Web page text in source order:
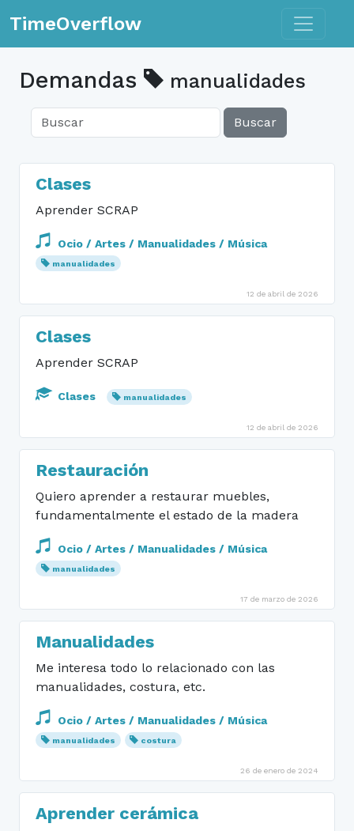
TimeOverflow Toggle
Demandas manualidades
Buscar
Clases
Aprender SCRAP
Ocio / Artes / Manualidades / Música
manualidades
12 de abril de 2026
Clases
Aprender SCRAP
Clases manualidades
12 de abril de 2026
Restauración
Quiero aprender a restaurar muebles,
fundamentalmente el estado de la madera
Ocio / Artes / Manualidades / Música
manualidades
17 de marzo de 2026
Manualidades
Me interesa todo lo relacionado con las
manualidades, costura, etc.
Ocio / Artes / Manualidades / Música
manualidades costura
26 de enero de 2024
Aprender cerámica